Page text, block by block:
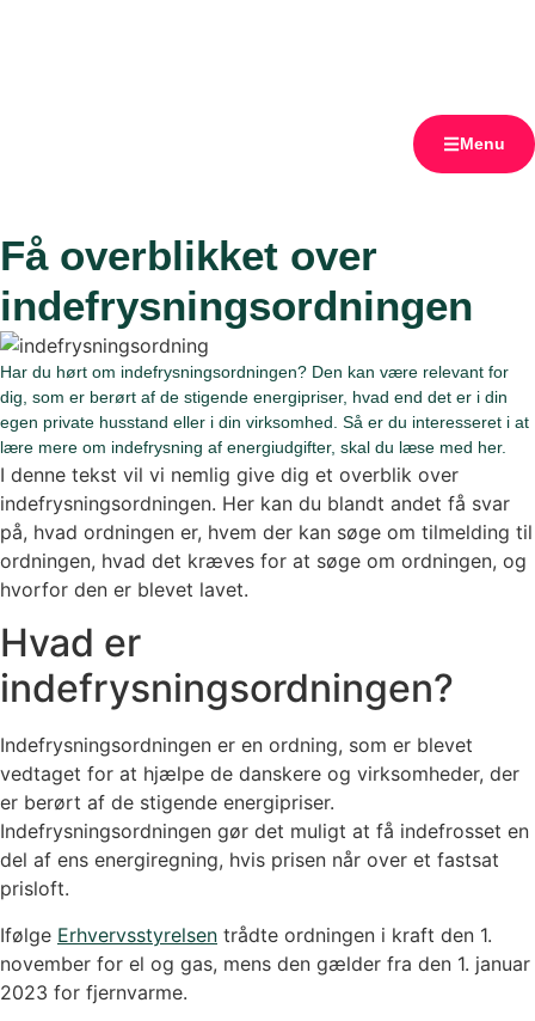
Menu
Få overblikket over
indefrysningsordningen
Har du hørt om indefrysningsordningen? Den kan være relevant for
dig, som er berørt af de stigende energipriser, hvad end det er i din
egen private husstand eller i din virksomhed. Så er du interesseret i at
lære mere om indefrysning af energiudgifter, skal du læse med her.
I denne tekst vil vi nemlig give dig et overblik over
indefrysningsordningen. Her kan du blandt andet få svar
på, hvad ordningen er, hvem der kan søge om tilmelding til
ordningen, hvad det kræves for at søge om ordningen, og
hvorfor den er blevet lavet.
Hvad er
indefrysningsordningen?
Indefrysningsordningen er en ordning, som er blevet
vedtaget for at hjælpe de danskere og virksomheder, der
er berørt af de stigende energipriser.
Indefrysningsordningen gør det muligt at få indefrosset en
del af ens energiregning, hvis prisen når over et fastsat
prisloft.
Ifølge Erhvervsstyrelsen trådte ordningen i kraft den 1.
november for el og gas, mens den gælder fra den 1. januar
2023 for fjernvarme.